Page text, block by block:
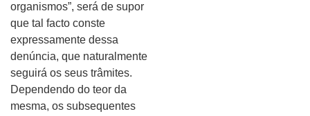
organismos”, será de supor
que tal facto conste
expressamente dessa
denúncia, que naturalmente
seguirá os seus trâmites.
Dependendo do teor da
mesma, os subsequentes